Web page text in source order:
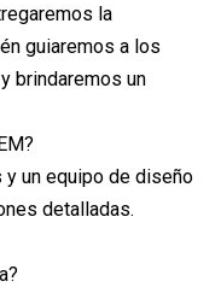
la
guiaremos a los
brindaremos un
un equipo de diseño
detalladas.